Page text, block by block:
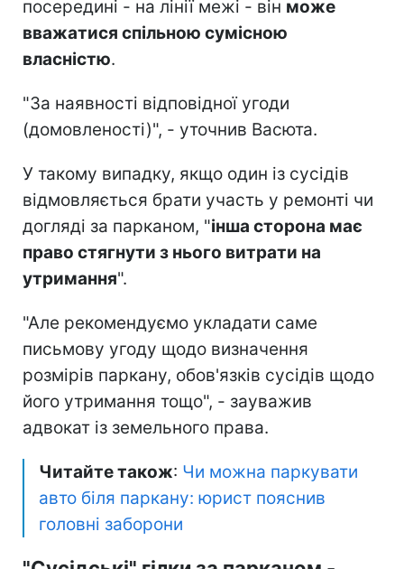
посередині - на лінії межі - він може
вважатися спільною сумісною
власністю.
"За наявності відповідної угоди
(домовленості)", - уточнив Васюта.
У такому випадку, якщо один із сусідів
відмовляється брати участь у ремонті чи
догляді за парканом, "інша сторона має
право стягнути з нього витрати на
утримання".
"Але рекомендуємо укладати саме
письмову угоду щодо визначення
розмірів паркану, обов'язків сусідів щодо
його утримання тощо", - зауважив
адвокат із земельного права.
Читайте також: Чи можна паркувати
авто біля паркану: юрист пояснив
головні заборони